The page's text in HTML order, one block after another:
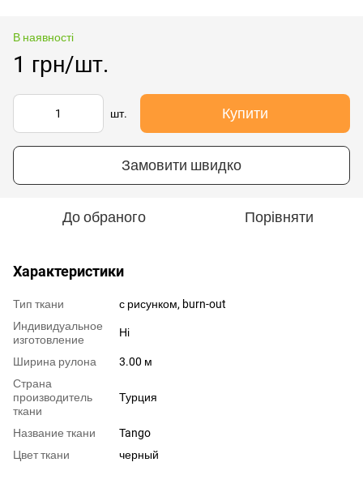
В наявності
1 грн/шт.
шт. Купити
Замовити швидко
До обраного Порівняти
Характеристики
Тип ткани
с рисунком, burn-out
Индивидуальное
изготовление
Ні
Ширина рулона
3.00 м
Страна
производитель
ткани
Турция
Название ткани
Tango
Цвет ткани
черный